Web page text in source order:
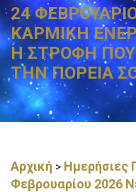
24
ΚΑΡΜΙΚΗ
Η ΣΤΡΟΦΗ ΠΟΥ
ΤΗΝ ΠΟΡΕΙΑ
Αρχική > Ημερήσιες
Φεβρουαρίου 2026